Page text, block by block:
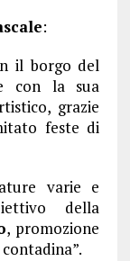
:
il borgo del
con la sua
grazie
feste di
varie e
della
, promozione